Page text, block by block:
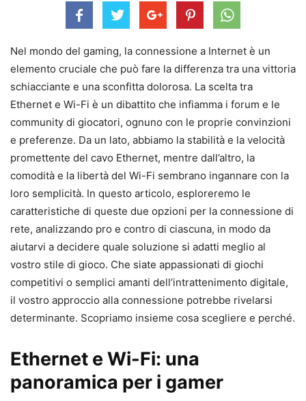
Nel mondo del gaming, la connessione a Internet è un
elemento cruciale che può fare la differenza tra una vittoria
schiacciante e una sconfitta dolorosa. La scelta tra
Ethernet e Wi-Fi è un dibattito che infiamma i forum e le
community di giocatori, ognuno con le proprie convinzioni
e preferenze. Da un lato, abbiamo la stabilità e la velocità
promettente del cavo Ethernet, mentre dall’altro, la
comodità e la libertà del Wi-Fi sembrano ingannare con la
loro semplicità. In questo articolo, esploreremo le
caratteristiche di queste due opzioni per la connessione di
rete, analizzando pro e contro di ciascuna, in modo da
aiutarvi a decidere quale soluzione si adatti meglio al
vostro stile di gioco. Che siate appassionati di giochi
competitivi o semplici amanti dell’intrattenimento digitale,
il vostro approccio alla connessione potrebbe rivelarsi
determinante. Scopriamo insieme cosa scegliere e perché.
Ethernet e Wi-Fi: una
panoramica per i gamer